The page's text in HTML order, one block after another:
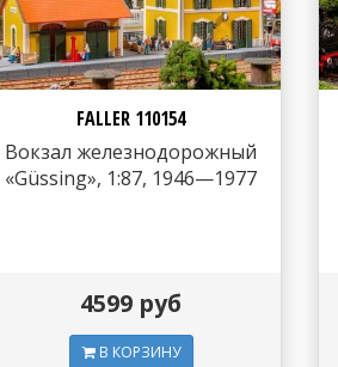
FALLER 110154
Вокзал железнодорожный
«Güssing», 1:87, 1946—1977
4599 руб
В КОРЗИНУ